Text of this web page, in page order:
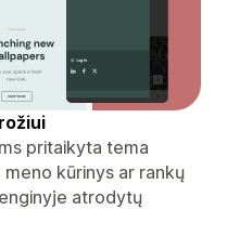
pritaikyta tema
kūrinys ar rankų
atrodytų